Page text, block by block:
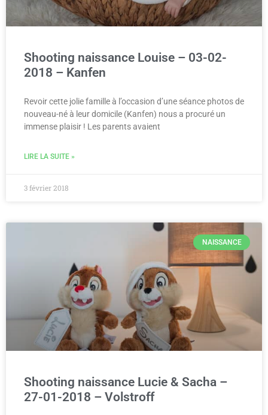
Shooting naissance Louise – 03-02-
2018 – Kanfen
Revoir cette jolie famille à l’occasion d’une séance photos de
nouveau-né à leur domicile (Kanfen) nous a procuré un
immense plaisir ! Les parents avaient
LIRE LA SUITE »
3 février 2018
NAISSANCE
Shooting naissance Lucie & Sacha –
27-01-2018 – Volstroff